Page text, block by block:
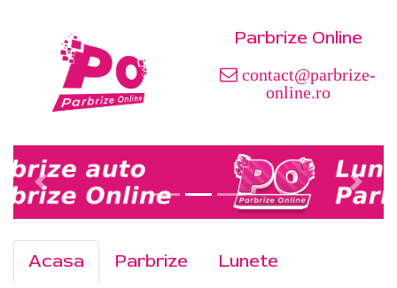
Parbrize Online
contact@parbrize-
online.ro
Acasa Parbrize
Lunete